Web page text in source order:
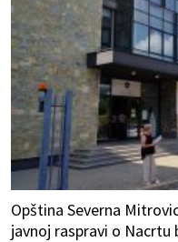
Opština Severna
javnoj raspravi o Nacrtu